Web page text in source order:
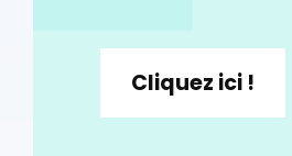
Cliquez ici !